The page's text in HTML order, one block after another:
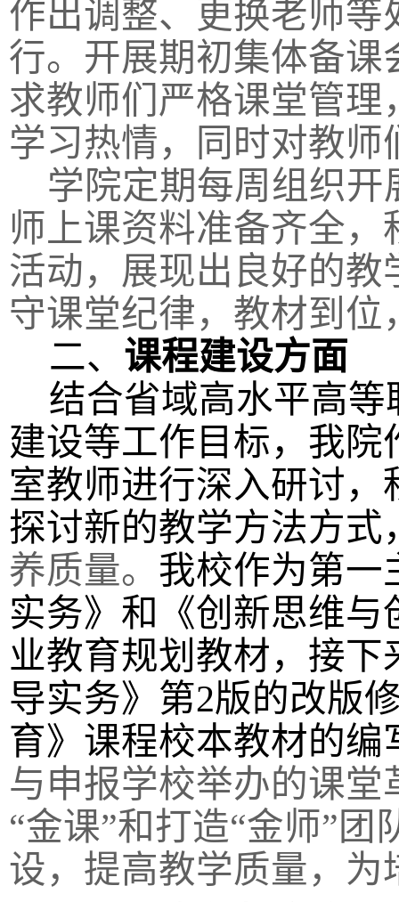
作出调整、更换老师
行。开展期初集体备
求教师们严格课堂管
学习热情，同时对教
学院定期每周组织
师上课资料准备齐全
活动，展现出良好的
守课堂纪律，教材到
二、 课程建设方面
结合省域高水平高
建设等工作目标，我
室教师进行深入研讨
探讨新的教学方法方
养质量。 我校作为第一
实务》和《创新思维与
业教育规划教材，接
导实务》第2版的改版
育》课程校本教材的
与申报学校举办的课
“金课”和打造“金师”
设，提高教学质量，